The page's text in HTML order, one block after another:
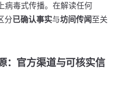
病毒式传播。在解读任何
分已确认事实与坊间传闻至关
：官方渠道与可核实信